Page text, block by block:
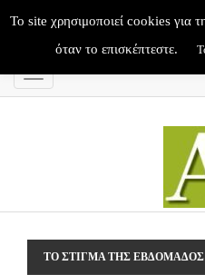
Menu
ΤΟ ΣΤΙΓΜΑ ΤΗΣ ΕΒΔΟΜΑΔΟΣ
To site χρησιμοποιεί cookies για
όταν το επισκέπτεστε.